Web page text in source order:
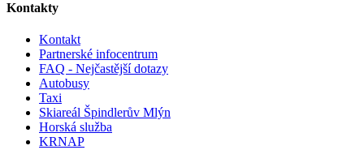
Kontakty
Kontakt
Partnerské infocentrum
FAQ - Nejčastější dotazy
Autobusy
Taxi
Skiareál Špindlerův Mlýn
Horská služba
KRNAP